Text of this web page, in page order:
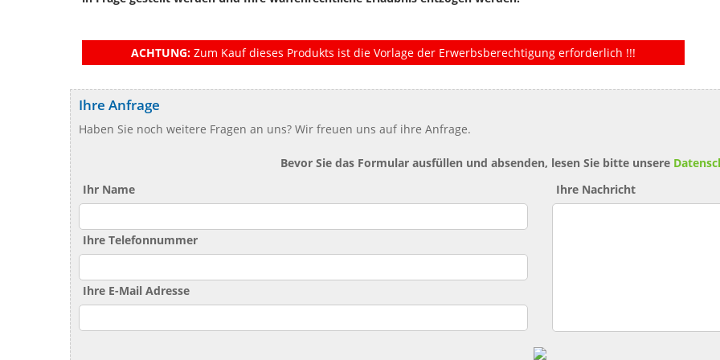
ACHTUNG: Zum Kauf dieses Produkts ist die Vorlage der Erwerbsberechtigung erforderlich !!!
Ihre Anfrage
Haben Sie noch weitere Fragen an uns? Wir freuen uns auf ihre Anfrage.
Bevor Sie das Formular ausfüllen und absenden, lesen Sie bitte unsere
Ihr Name
Ihre Telefonnummer
Ihre E-Mail Adresse
Ihre Nachricht